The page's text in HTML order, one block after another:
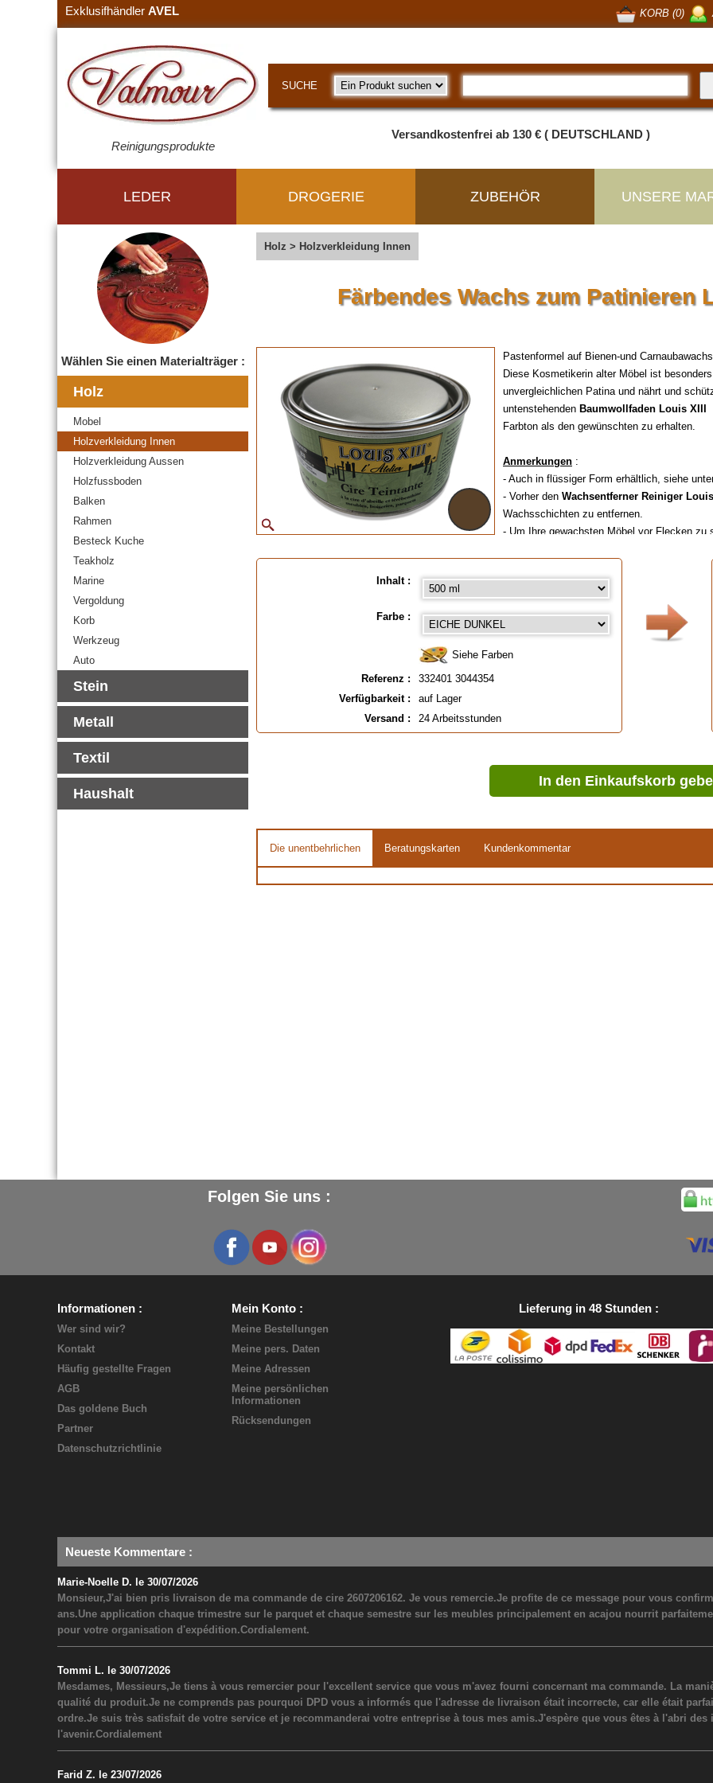
Exklusifhändler AVEL KORB (0)
Reinigungsprodukte
SUCHE
Versandkostenfrei ab 130 € ( DEUTSCHLAND )
LEDER DROGERIE ZUBEHÖR UNSERE
Wählen Sie einen Materialträger :
Holz
Mobel
Holzverkleidung Innen
Holzverkleidung Aussen
Holzfussboden
Balken
Rahmen
Besteck Kuche
Teakholz
Marine
Vergoldung
Korb
Werkzeug
Auto
Stein
Metall
Textil
Haushalt
Holz > Holzverkleidung Innen
Färbendes Wachs zum Patinieren
Pastenformel auf Bienen-und
Diese Kosmetikerin alter Möbel ist
unvergleichlichen Patina und nährt und
untenstehenden Baumwollfaden Louis XIII
Farbton als den gewünschten zu erhalten.
Anmerkungen :
- Auch in flüssiger Form erhältlich, siehe
- Vorher den Wachsentferner Reiniger
Wachsschichten zu entfernen.
- Um Ihre gewachsten Möbel vor Flecken
Verfügbar in: 500 ml, 5 Liter
EAN : 3324013044354
Inhalt :
Farbe :
Siehe Farben
Referenz :
332401 3044354
Verfügbarkeit :
auf Lager
Versand :
24 Arbeitsstunden
In den Einkaufskorb
Die unentbehrlichen Beratungskarten Kundenkommentar
Folgen Sie uns :
Informationen
Wer sind wir?
Kontakt
Häufig gestellte Fragen
AGB
Das goldene Buch
Partner
Datenschutzrichtlinie
Mein Konto
Meine Bestellungen
Meine pers. Daten
Meine Adressen
Meine persönlichen
Informationen
Rücksendungen
Lieferung in 48 Stunden
Neueste Kommentare :
Marie-Noelle D. le 30/07/2026
Monsieur,J'ai bien pris livraison de ma commande de cire 2607206162. Je vous remercie.Je profite de ce message pour vous
ans.Une application chaque trimestre sur le parquet et chaque semestre sur les meubles principalement en acajou nourrit
pour votre organisation d'expédition.Cordialement.
Tommi L. le 30/07/2026
Mesdames, Messieurs,Je tiens à vous remercier pour l'excellent service que vous m'avez fourni concernant ma commande. La
qualité du produit.Je ne comprends pas pourquoi DPD vous a informés que l'adresse de livraison était incorrecte, car elle était
ordre.Je suis très satisfait de votre service et je recommanderai votre entreprise à tous mes amis.J'espère que vous êtes à l'abri
l'avenir.Cordialement
Farid Z. le 23/07/2026